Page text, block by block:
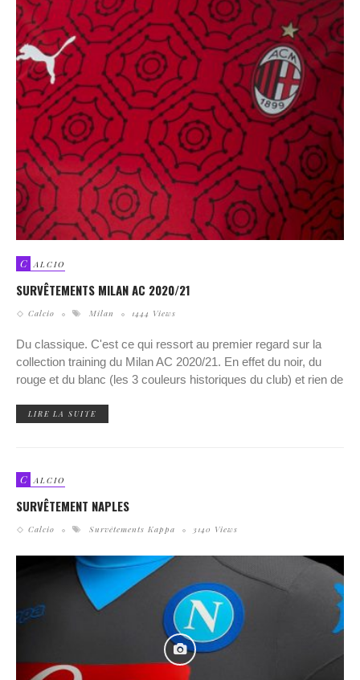
C ALCIO
SURVÊTEMENTS MILAN AC 2020/21
Calcio Milan 1444 Views
Du classique. C'est ce qui ressort au premier regard sur la
collection training du Milan AC 2020/21. En effet du noir, du
rouge et du blanc (les 3 couleurs historiques du club) et rien de
LIRE LA SUITE
C ALCIO
SURVÊTEMENT NAPLES
Calcio Survêtements Kappa 3140 Views